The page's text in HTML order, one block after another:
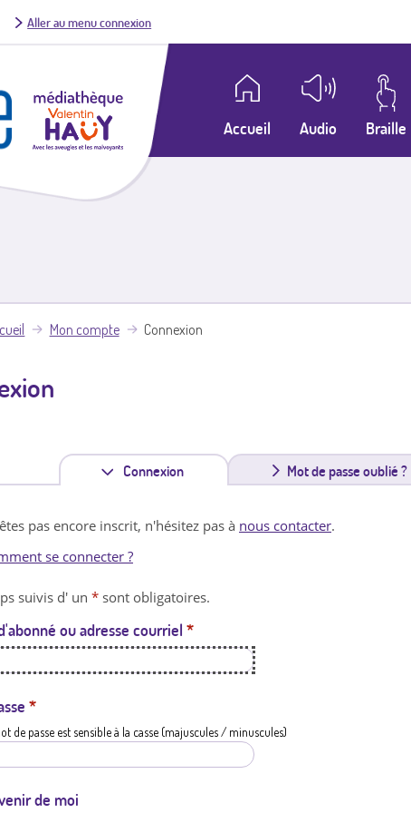
Aller au menu connexion
Accueil Audio Braille
Mon compte Connexion
Connexion
n
l
e
Mot de passe oublié ?
pas encore inscrit, n'hésitez pas à nous contacter.
se connecter ?
suivis d' un * sont obligatoires.
ou adresse courriel *
*
de passe est sensible à la casse (majuscules / minuscules)
de moi